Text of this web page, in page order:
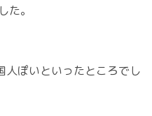
。
人ぽいといったところでし